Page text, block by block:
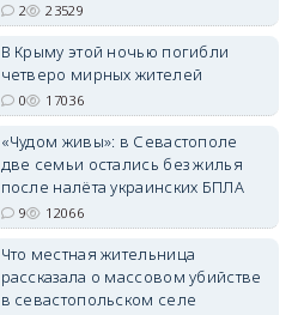
erid: 2SDnjdvhGXG
2 23529
В Крыму этой ночью погибли
четверо мирных жителей
0 17036
«Чудом живы»: в Севастополе
две семьи остались без жилья
после налёта украинских БПЛА
9 12066
Что местная жительница
рассказала о массовом убийстве
в севастопольском селе